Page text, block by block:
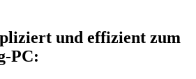
und effizient zum
PC: